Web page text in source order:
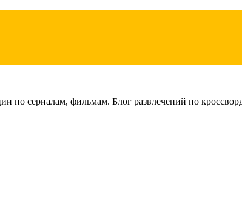
по сериалам, фильмам. Блог развлечений по